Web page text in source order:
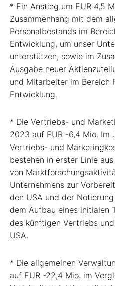
* Ein Anstieg um EUR 4,5
Zusammenhang mit dem
Personalbestands im
Entwicklung, um unser
unterstützen, sowie im
Ausgabe neuer
und Mitarbeiter im Bereich
Entwicklung.
* Die Vertriebs- und
2023 auf EUR -6,4 Mio. Im
Vertriebs- und
bestehen in erster Linie
von
Unternehmens zur
den USA und der
dem Aufbau eines initialen
des künftigen Vertriebs
USA.
* Die allgemeinen
auf EUR -22,4 Mio. im